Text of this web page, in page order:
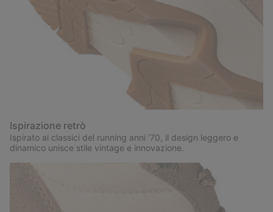
Ispirazione retrò
Ispirato ai classici del running anni ’70, il design leggero e
dinamico unisce stile vintage e innovazione.